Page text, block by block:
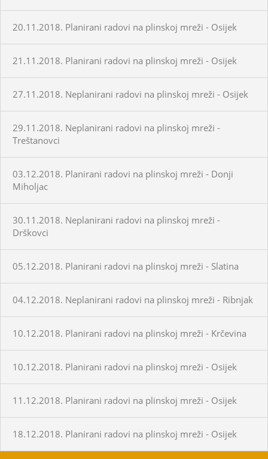
20.11.2018. Planirani radovi na plinskoj mreži - Osijek
21.11.2018. Planirani radovi na plinskoj mreži - Osijek
27.11.2018. Neplanirani radovi na plinskoj mreži - Osijek
29.11.2018. Neplanirani radovi na plinskoj mreži -
Treštanovci
03.12.2018. Planirani radovi na plinskoj mreži - Donji
Miholjac
30.11.2018. Neplanirani radovi na plinskoj mreži -
Drškovci
05.12.2018. Planirani radovi na plinskoj mreži - Slatina
04.12.2018. Neplanirani radovi na plinskoj mreži - Ribnjak
10.12.2018. Planirani radovi na plinskoj mreži - Krčevina
10.12.2018. Planirani radovi na plinskoj mreži - Osijek
11.12.2018. Planirani radovi na plinskoj mreži - Osijek
18.12.2018. Planirani radovi na plinskoj mreži - Osijek